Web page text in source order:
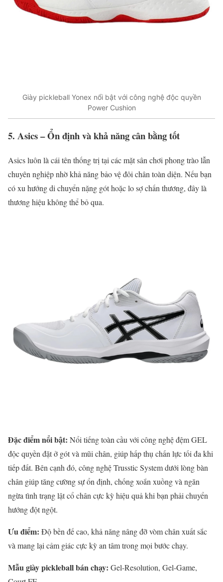
Giày pickleball Yonex nổi bật với công nghệ độc quyền
Power Cushion
5. Asics – Ổn định và khả năng cân bằng tốt
Asics luôn là cái tên thống trị tại các mặt sân chơi phong trào lẫn
chuyên nghiệp nhờ khả năng bảo vệ đôi chân toàn diện. Nếu bạn
có xu hướng di chuyển nặng gót hoặc lo sợ chấn thương, đây là
thương hiệu không thể bỏ qua.
Đặc điểm nổi bật: Nổi tiếng toàn cầu với công nghệ đệm GEL
độc quyền đặt ở gót và mũi chân, giúp hấp thụ chấn lực tối đa khi
tiếp đất. Bên cạnh đó, công nghệ Trusstic System dưới lòng bàn
chân giúp tăng cường sự ổn định, chống xoắn xuồng và ngăn
ngừa tình trạng lật cổ chân cực kỳ hiệu quả khi bạn phải chuyển
hướng đột ngột.
Ưu điểm: Độ bền đế cao, khả năng nâng đỡ vòm chân xuất sắc
và mang lại cảm giác cực kỳ an tâm trong mọi bước chạy.
Mẫu giày pickleball bán chạy: Gel-Resolution, Gel-Game,